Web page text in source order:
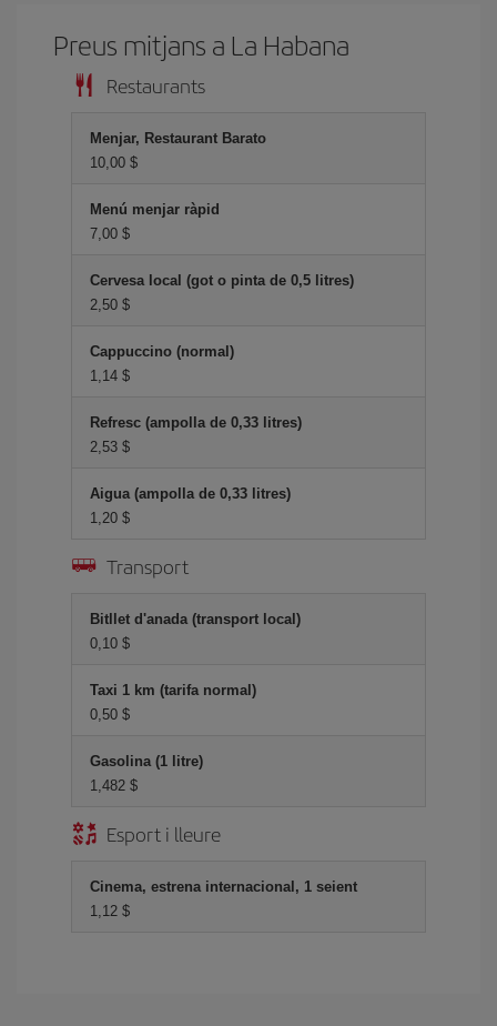
Preus mitjans a La Habana
Restaurants
Menjar, Restaurant Barato
10,00 $
Menú menjar ràpid
7,00 $
Cervesa local (got o pinta de 0,5 litres)
2,50 $
Cappuccino (normal)
1,14 $
Refresc (ampolla de 0,33 litres)
2,53 $
Aigua (ampolla de 0,33 litres)
1,20 $
Transport
Bitllet d'anada (transport local)
0,10 $
Taxi 1 km (tarifa normal)
0,50 $
Gasolina (1 litre)
1,482 $
Esport i lleure
Cinema, estrena internacional, 1 seient
1,12 $